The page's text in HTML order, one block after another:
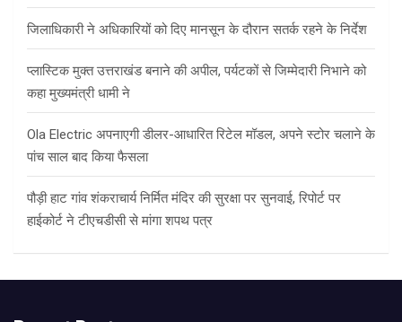
जिलाधिकारी ने अधिकारियों को दिए मानसून के दौरान सतर्क रहने के निर्देश
प्लास्टिक मुक्त उत्तराखंड बनाने की अपील, पर्यटकों से जिम्मेदारी निभाने को
कहा मुख्यमंत्री धामी ने
Ola Electric अपनाएगी डीलर-आधारित रिटेल मॉडल, अपने स्टोर चलाने के
पांच साल बाद किया फैसला
पौड़ी हाट गांव शंकराचार्य निर्मित मंदिर की सुरक्षा पर सुनवाई, रिपोर्ट पर
हाईकोर्ट ने टीएचडीसी से मांगा शपथ पत्र